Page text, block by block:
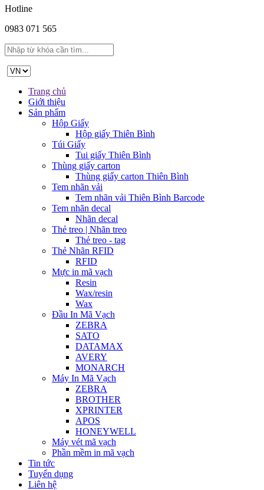
Hotline
0983 071 565
Trang chủ
Giới thiệu
Sản phẩm
Hộp Giấy
Hộp giấy Thiên Bình
Túi Giấy
Tui giấy Thiên Bình
Thùng giấy carton
Thùng giấy carton Thiên Bình
Tem nhãn vải
Tem nhãn vải Thiên Bình Barcode
Tem nhãn decal
Nhãn decal
Thẻ treo | Nhãn treo
Thẻ treo - tag
Thẻ Nhãn RFID
RFID
Mực in mã vạch
Resin
Wax/resin
Wax
Đầu In Mã Vạch
ZEBRA
SATO
DATAMAX
AVERY
MONARCH
Máy In Mã Vạch
ZEBRA
BROTHER
XPRINTER
APOS
HONEYWELL
Máy vét mã vạch
Phần mềm in mã vạch
Tin tức
Tuyển dụng
Liên hệ